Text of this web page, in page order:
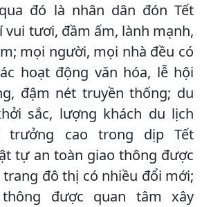
đó là nhân dân đón Tết
tươi, đầm ấm, lành mạnh,
mọi người, mọi nhà đều có
hoạt động văn hóa, lễ hội
đậm nét truyền thống; du
sắc, lượng khách du lịch
trưởng cao trong dịp Tết
tự an toàn giao thông được
đô thị có nhiều đổi mới;
được quan tâm xây